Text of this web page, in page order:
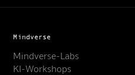
Mindverse
Mindverse-Labs
KI-Workshops